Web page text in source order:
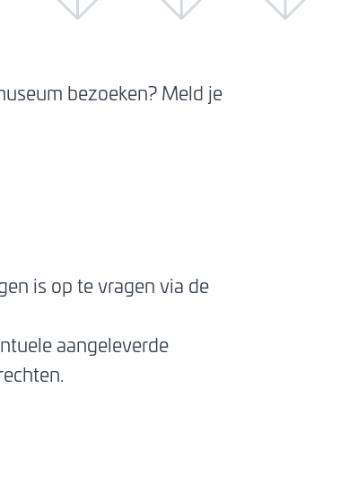
bezoeken? Meld je
is op te vragen via de
aangeleverde